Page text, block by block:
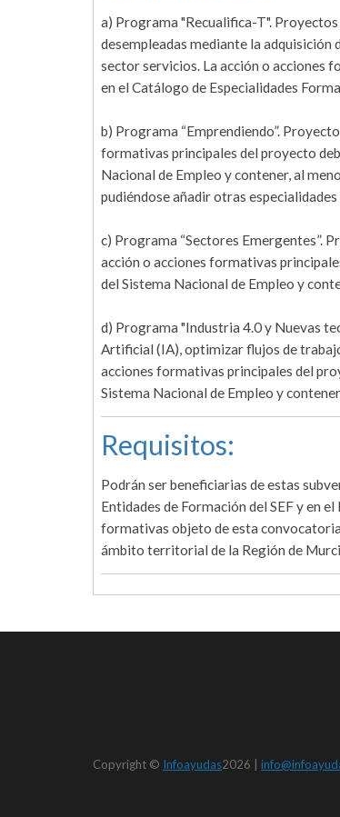
a) Programa "Recualifica-T".
desempleadas mediante la adquisición
sector servicios. La acción o acciones
en el Catálogo de Especialidades
b) Programa “Emprendiendo”.
formativas principales del proyecto
Nacional de Empleo y contener, al
pudiéndose añadir otras
c) Programa “Sectores Emergentes”.
acción o acciones formativas
del Sistema Nacional de Empleo y
d) Programa "Industria 4.0 y Nuevas
Artificial (IA), optimizar flujos de
acciones formativas principales del
Sistema Nacional de Empleo y
Requisitos:
Podrán ser beneficiarias de estas
Entidades de Formación del SEF y en
formativas objeto de esta
ámbito territorial de la Región de
Copyright © Infoayudas2026 |